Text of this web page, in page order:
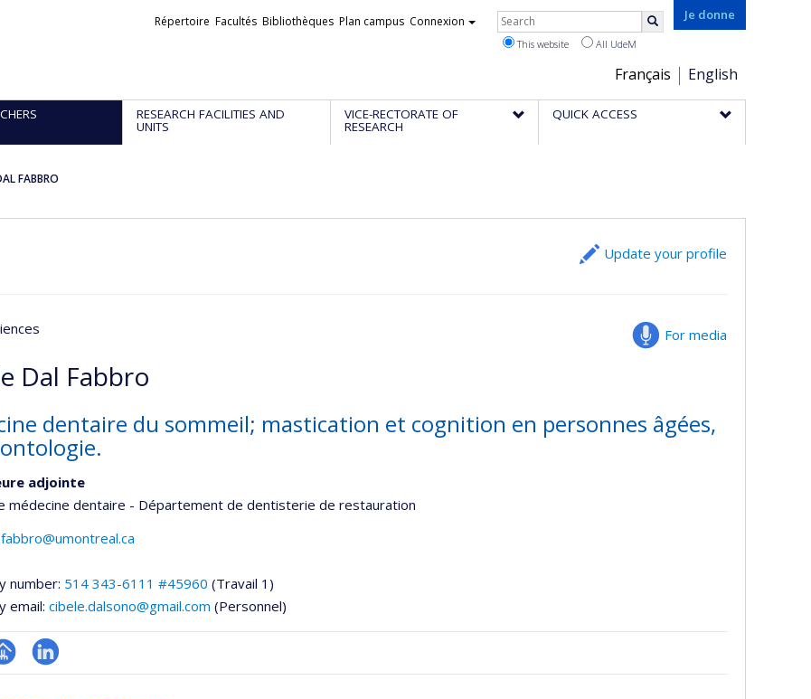
Je donne
Choix
de
la
Français English
Liens
Répertoire Facultés Bibliothèques Plan campus Connexion Rechercher
This website All UdeM
RESEARCH FACILITIES AND
UNITS
VICE-RECTORATE OF
RESEARCH
QUICK ACCESS
FABBRO
Update your profile
For media
Dal Fabbro
dentaire du sommeil; mastication et cognition en personnes âgées,
adjointe
médecine dentaire - Département de dentisterie de restauration
number: 514 343-6111 #45960 (Travail 1)
email: cibele.dalsono@gmail.com (Personnel)
LinkedIn